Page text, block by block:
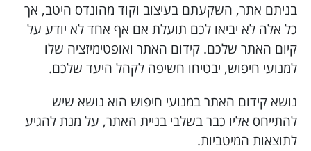
בניתם אתר, השקעתם בעיצוב וקוד מהונדס היטב, אך
כל אלה לא יביאו לכם תועלת אם אף אחד לא יודע על
קיום האתר שלכם. קידום האתר ואופטימיזציה שלו
למנועי חיפוש, יבטיחו חשיפה לקהל היעד שלכם.
נושא קידום האתר במנועי חיפוש הוא נושא שיש
להתייחס אליו כבר בשלבי בניית האתר, על מנת להגיע
לתוצאות המיטביות.